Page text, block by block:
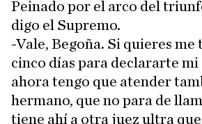
Peinado por el arco del
digo el Supremo.
-Vale, Begoña. Si quieres
cinco días para declararte mi
ahora tengo que atender
hermano, que no para de
tiene ahí a otra juez ultra que